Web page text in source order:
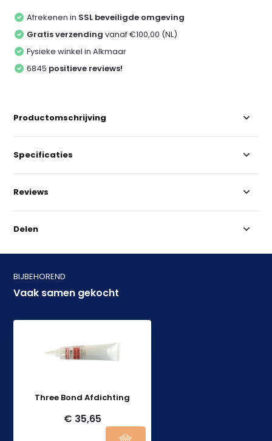
Afrekenen in SSL beveiligde omgeving
Gratis verzending vanaf €100,00 (NL)
Fysieke winkel in Alkmaar
6845 positieve reviews!
Productomschrijving
Specificaties
Reviews
Delen
BIJBEHOREND
Vaak samen gekocht
Three Bond Afdichting
€ 35,65